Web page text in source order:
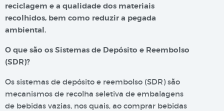
reciclagem e a qualidade dos materiais
recolhidos, bem como reduzir a pegada
ambiental.
O que são os Sistemas de Depósito e Reembolso
(SDR)?
Os sistemas de depósito e reembolso (SDR) são
mecanismos de recolha seletiva de embalagens
de bebidas vazias, nos quais, ao comprar bebidas